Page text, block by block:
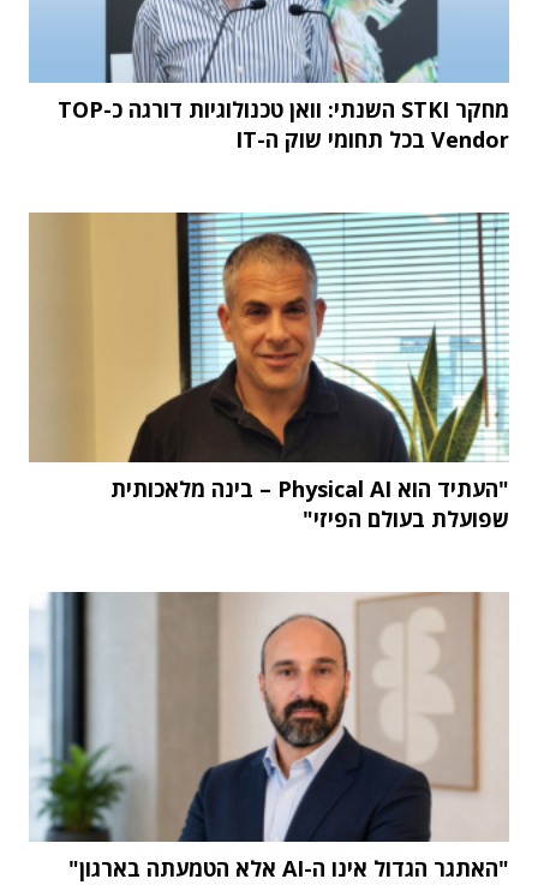
מחקר STKI השנתי: וואן טכנולוגיות דורגה כ-TOP
Vendor בכל תחומי שוק ה-IT
"העתיד הוא Physical AI – בינה מלאכותית
שפועלת בעולם הפיזי"
"האתגר הגדול אינו ה-AI אלא הטמעתה בארגון"